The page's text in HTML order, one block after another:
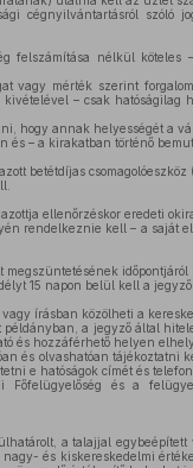
cégnyilvántartásról szóló
felszámítása nélkül
vagy mérték szerint
– csak
hogy annak helyességét a
és – a kirakatban történő
betétdíjas
ellenőrzéskor eredeti
rendelkeznie kell – a saját
megszüntetésének
15 napon belül kell a
írásban közölheti a
a jegyző által
és hozzáférhető helyen
és olvashatóan tájékoztatni
e hatóságok címét és
Főfelügyelőség és a
a talajjal
és kiskereskedelmi